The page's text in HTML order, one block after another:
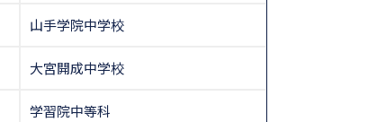
山手学院中学校
大宮開成中学校
学習院中等科